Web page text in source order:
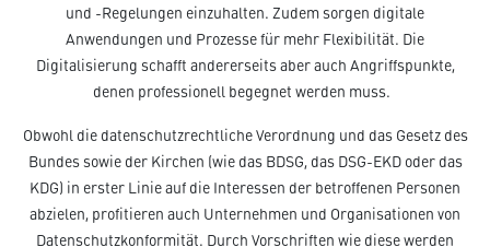
und -Regelungen einzuhalten. Zudem sorgen digitale
Anwendungen und Prozesse für mehr Flexibilität. Die
Digitalisierung schafft andererseits aber auch Angriffspunkte,
denen professionell begegnet werden muss.
Obwohl die datenschutzrechtliche Verordnung und das Gesetz des
Bundes sowie der Kirchen (wie das BDSG, das DSG-EKD oder das
KDG) in erster Linie auf die Interessen der betroffenen Personen
abzielen, profitieren auch Unternehmen und Organisationen von
Datenschutzkonformität. Durch Vorschriften wie diese werden